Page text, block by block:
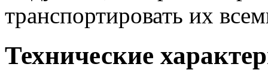
транспортировать их
Технические